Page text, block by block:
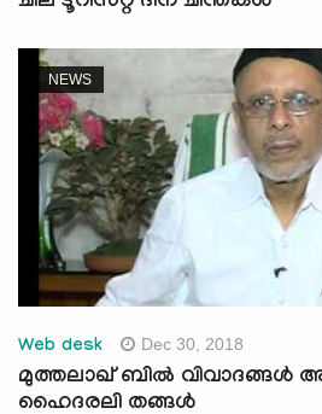
NEWS
Web desk Dec 30, 2018
മുത്തലാഖ് ബില്‍ വിവാദങ്ങള്‍
ഹൈദരലി തങ്ങള്‍